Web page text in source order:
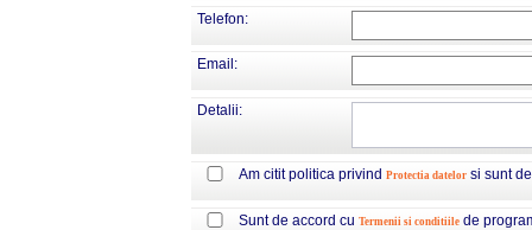
Telefon:
Email:
Detalii:
Am citit politica privind Protectia datelor si sunt
Sunt de accord cu Termenii si conditiile de